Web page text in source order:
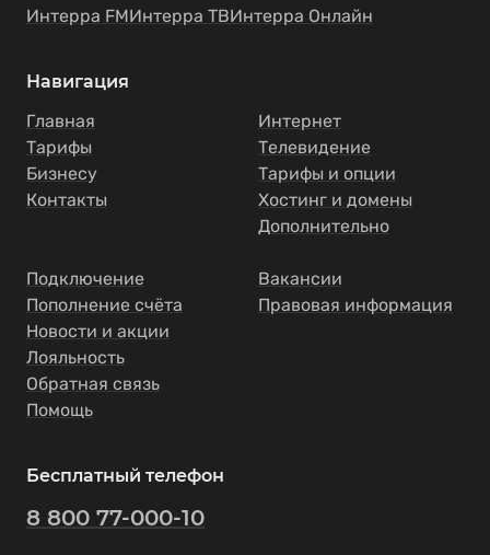
Интерра FMИнтерра ТВИнтерра Онлайн
Навигация
Главная
Тарифы
Бизнесу
Контакты
Интернет
Телевидение
Тарифы и опции
Хостинг и домены
Дополнительно
Подключение
Пополнение счёта
Новости и акции
Лояльность
Обратная связь
Помощь
Вакансии
Правовая информация
Бесплатный телефон
8 800 77-000-10